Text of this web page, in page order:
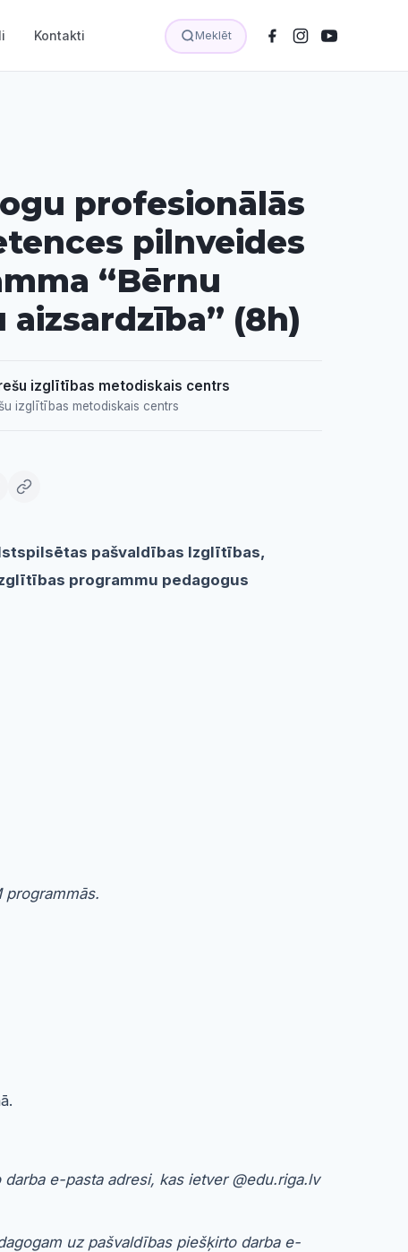
Kontakti Meklēt
profesionālās
pilnveides
“Bērnu
aizsardzība” (8h)
izglītības metodiskais centrs
izglītības metodiskais centrs
pašvaldības Izglītības,
programmu pedagogus
programmās.
e-pasta adresi, kas ietver @edu.riga.lv
uz pašvaldības piešķirto darba e-